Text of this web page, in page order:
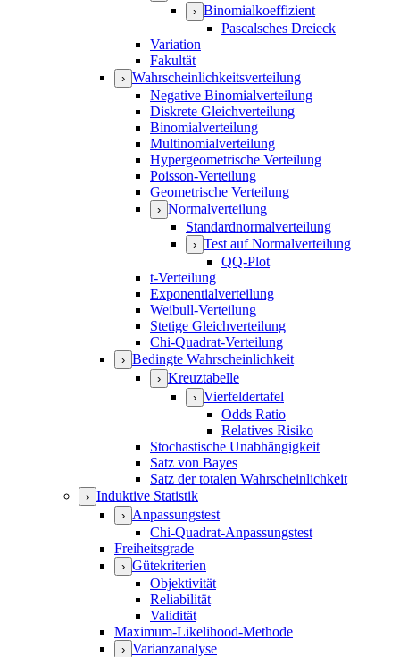
› Binomialkoeffizient
Pascalsches Dreieck
Variation
Fakultät
› Wahrscheinlichkeitsverteilung
Negative Binomialverteilung
Diskrete Gleichverteilung
Binomialverteilung
Multinomialverteilung
Hypergeometrische Verteilung
Poisson-Verteilung
Geometrische Verteilung
› Normalverteilung
Standardnormalverteilung
› Test auf Normalverteilung
QQ-Plot
t-Verteilung
Exponentialverteilung
Weibull-Verteilung
Stetige Gleichverteilung
Chi-Quadrat-Verteilung
› Bedingte Wahrscheinlichkeit
› Kreuztabelle
› Vierfeldertafel
Odds Ratio
Relatives Risiko
Stochastische Unabhängigkeit
Satz von Bayes
Satz der totalen Wahrscheinlichkeit
› Induktive Statistik
› Anpassungstest
Chi-Quadrat-Anpassungstest
Freiheitsgrade
› Gütekriterien
Objektivität
Reliabilität
Validität
Maximum-Likelihood-Methode
› Varianzanalyse